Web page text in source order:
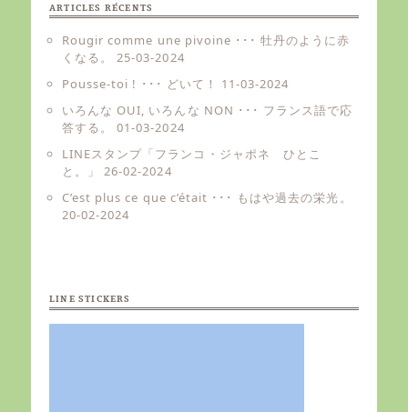
ARTICLES RÉCENTS
Rougir comme une pivoine ･･･ 牡丹のように赤
くなる。
25-03-2024
Pousse-toi ! ･･･ どいて！
11-03-2024
いろんな OUI, いろんな NON ･･･ フランス語で応
答する。
01-03-2024
LINEスタンプ「フランコ・ジャポネ ひとこ
と。」
26-02-2024
C’est plus ce que c’était ･･･ もはや過去の栄光。
20-02-2024
LINE STICKERS